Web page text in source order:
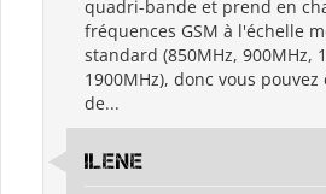
quadri-bande et prend en
fréquences GSM à l'échelle
standard (850MHz, 900MHz,
1900MHz), donc vous
de...
ILENE